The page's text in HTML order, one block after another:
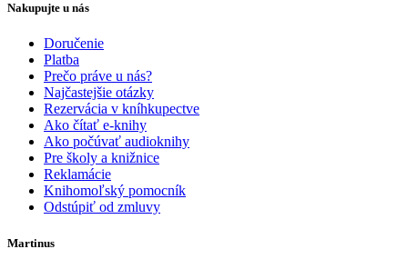
Nakupujte u nás
Doručenie
Platba
Prečo práve u nás?
Najčastejšie otázky
Rezervácia v kníhkupectve
Ako čítať e-knihy
Ako počúvať audioknihy
Pre školy a knižnice
Reklamácie
Knihomoľský pomocník
Odstúpiť od zmluvy
Martinus